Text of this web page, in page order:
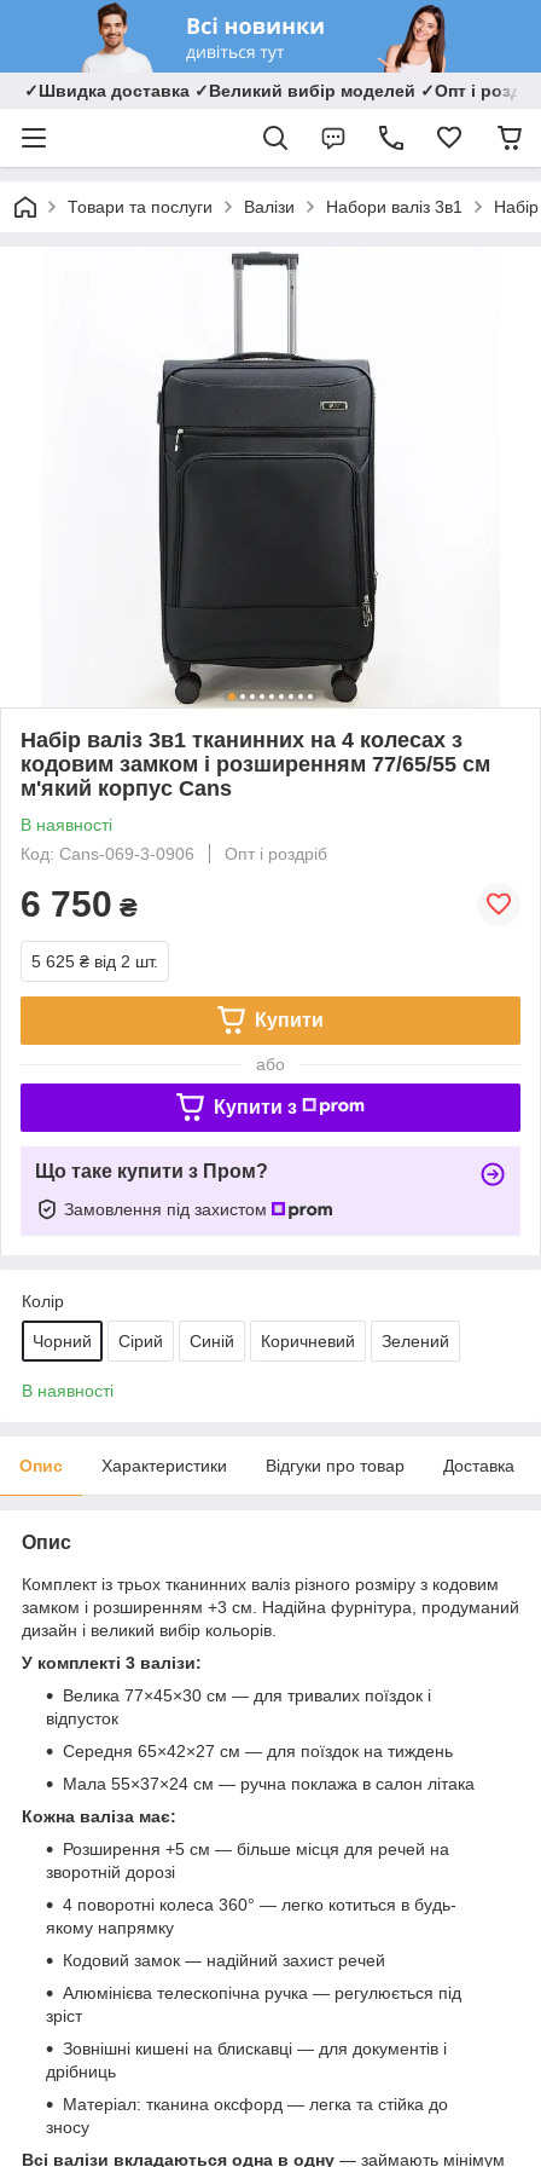
✓Швидка доставка ✓Великий вибір моделей ✓Опт і
Товари та послуги Валізи Набори валіз 3в1
Набір валіз 3в1 тканинних на 4 колесах з
кодовим замком і розширенням 77/65/55 см
м'який корпус Cans
В наявності
Код: Cans-069-3-0906
Опт і роздріб
6 750 ₴
5 625 ₴ від 2 шт.
Купити
або
Купити з
Що таке купити з Пром?
Замовлення під захистом
Колір
Чорний Сірий Синій Коричневий Зелений
В наявності
Опис Характеристики Відгуки про товар Доставка
Опис
Комплект із трьох тканинних валіз різного розміру з кодовим
замком і розширенням +3 см. Надійна фурнітура, продуманий
дизайн і великий вибір кольорів.
У комплекті 3 валізи:
Велика 77×45×30 см — для тривалих поїздок і
відпусток
Середня 65×42×27 см — для поїздок на тиждень
Мала 55×37×24 см — ручна поклажа в салон літака
Кожна валіза має:
Розширення +5 см — більше місця для речей на
зворотній дорозі
4 поворотні колеса 360° — легко котиться в будь-
якому напрямку
Кодовий замок — надійний захист речей
Алюмінієва телескопічна ручка — регулюється під
зріст
Зовнішні кишені на блискавці — для документів і
дрібниць
Матеріал: тканина оксфорд — легка та стійка до
зносу
Всі валізи вкладаються одна в одну — займають мінімум